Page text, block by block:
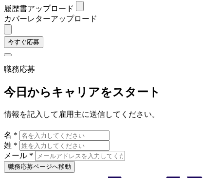
履歴書アップロード
カバーレターアップロード
今すぐ応募
職務応募
今日からキャリアをスタート
情報を記入して雇用主に送信してください。
名 *
姓 *
メール *
職務応募ページへ移動